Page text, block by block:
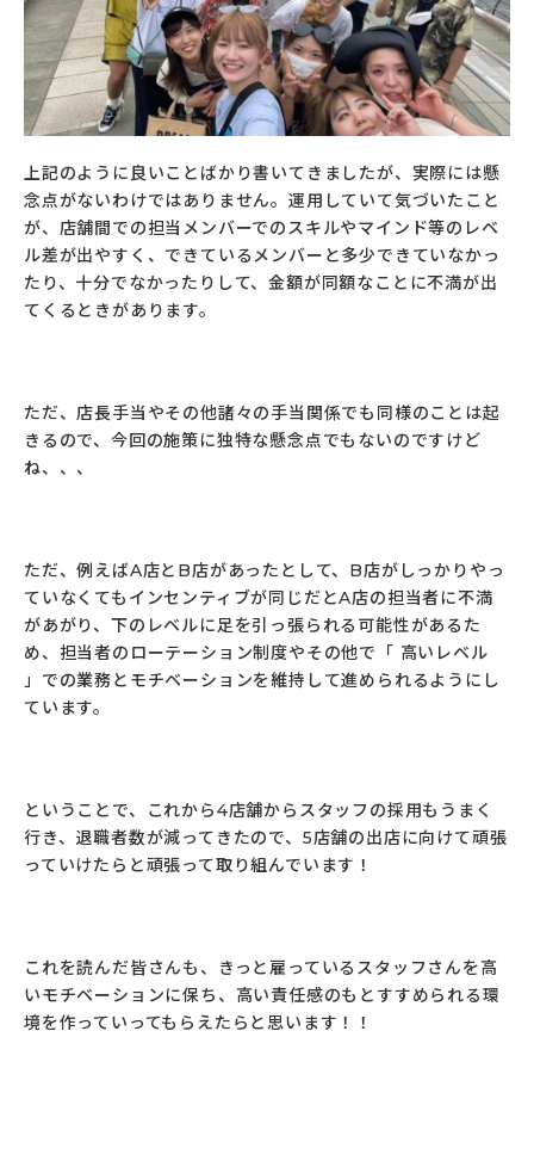
上記のように良いことばかり書いてきましたが、実際には懸
念点がないわけではありません。運用していて気づいたこと
が、店舗間での担当メンバーでのスキルやマインド等のレベ
ル差が出やすく、できているメンバーと多少できていなかっ
たり、十分でなかったりして、金額が同額なことに不満が出
てくるときがあります。
ただ、店長手当やその他諸々の手当関係でも同様のことは起
きるので、今回の施策に独特な懸念点でもないのですけど
ね、、、
ただ、例えばA店とB店があったとして、B店がしっかりやっ
ていなくてもインセンティブが同じだとA店の担当者に不満
があがり、下のレベルに足を引っ張られる可能性があるた
め、担当者のローテーション制度やその他で「 高いレベル
」での業務とモチベーションを維持して進められるようにし
ています。
ということで、これから4店舗からスタッフの採用もうまく
行き、退職者数が減ってきたので、5店舗の出店に向けて頑張
っていけたらと頑張って取り組んでいます！
これを読んだ皆さんも、きっと雇っているスタッフさんを高
いモチベーションに保ち、高い責任感のもとすすめられる環
境を作っていってもらえたらと思います！！